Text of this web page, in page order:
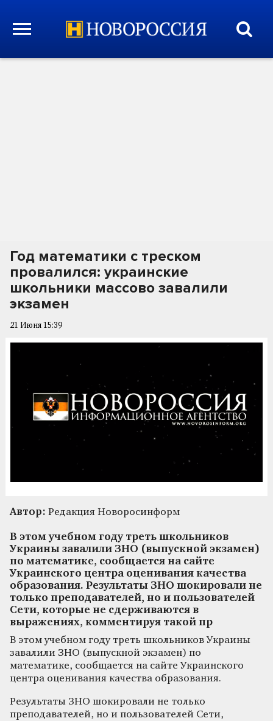
Год математики с треском
провалился: украинские
школьники массово завалили
экзамен
21 Июня 15:39
Автор: Редакция Новоросинформ
В этом учебном году треть школьников
Украины завалили ЗНО (выпускной экзамен)
по математике, сообщается на сайте
Украинского центра оценивания качества
образования. Результаты ЗНО шокировали не
только преподавателей, но и пользователей
Сети, которые не сдерживаются в
выражениях, комментируя такой пр
В этом учебном году треть школьников Украины
завалили ЗНО (выпускной экзамен) по
математике, сообщается на сайте Украинского
центра оценивания качества образования.
Результаты ЗНО шокировали не только
преподавателей, но и пользователей Сети,